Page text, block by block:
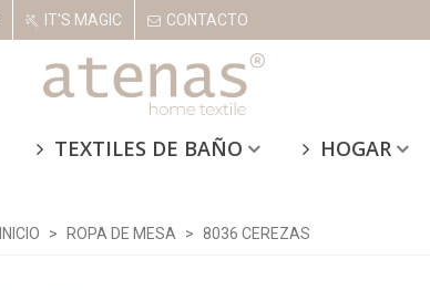
IT'S MAGIC CONTACTO
TEXTILES DE BAÑO
HOGAR
INICIO > ROPA DE MESA > 8036 CEREZAS